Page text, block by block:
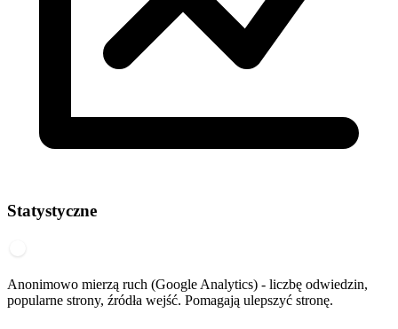
Statystyczne
Anonimowo mierzą ruch (Google Analytics) - liczbę odwiedzin,
popularne strony, źródła wejść. Pomagają ulepszyć stronę.